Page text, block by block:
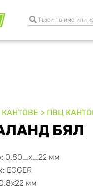
ПВЦ
БЯЛ
0.80_x_22 мм
EGGER
0.8х22 мм